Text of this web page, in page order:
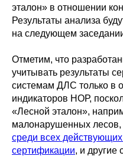
эталон» в отношении
Результаты анализа
на следующем
Отметим, что
учитывать результаты
системам ДЛС только в
индикаторов НОР,
«Лесной эталон»,
малонарушенных
среди всех
сертификации, и